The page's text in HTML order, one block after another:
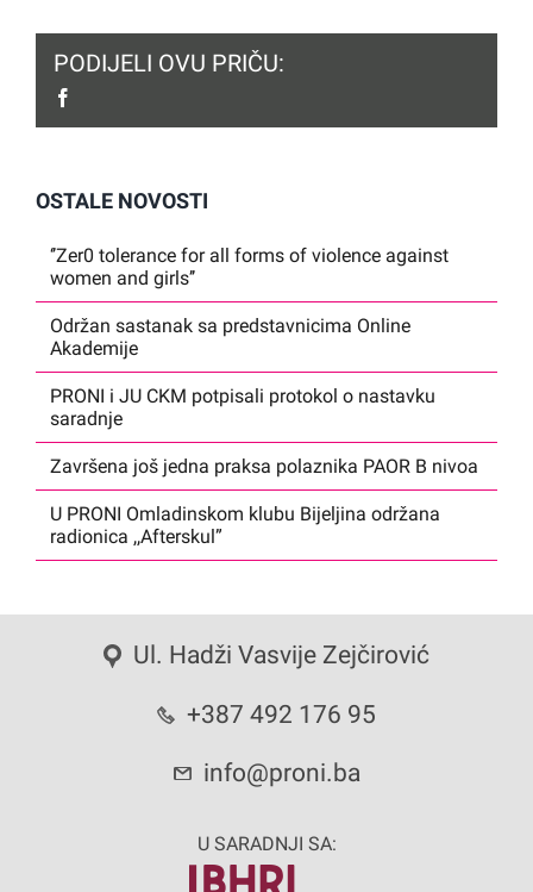
PODIJELI OVU PRIČU:
OSTALE NOVOSTI
‘’Zer0 tolerance for all forms of violence against
women and girls’’
Održan sastanak sa predstavnicima Online
Akademije
PRONI i JU CKM potpisali protokol o nastavku
saradnje
Završena još jedna praksa polaznika PAOR B nivoa
U PRONI Omladinskom klubu Bijeljina održana
radionica ,,Afterskul”
Ul. Hadži Vasvije Zejčirović
+387 492 176 95
info@proni.ba
U SARADNJI SA: